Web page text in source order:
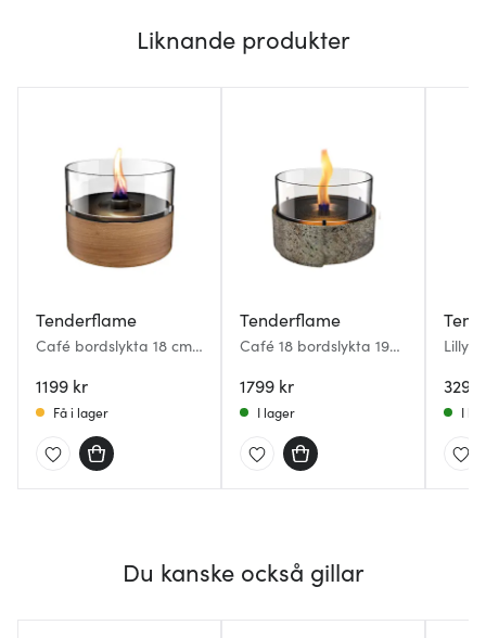
Liknande produkter
Tenderflame
Café bordslykta 18 cm
1199 kr
Få i lager
Tenderflame
Café 18 bordslykta 19
1799 kr
I lager
Lilly
329
I
Du kanske också gillar